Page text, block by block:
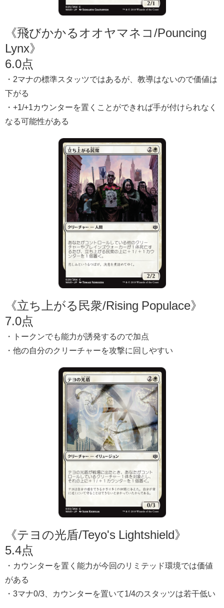
《飛びかかるオオヤマネコ/Pouncing
Lynx》
6.0点
・2マナの標準スタッツではあるが、教導はないので価値は
下がる
・+1/+1カウンターを置くことができれば手が付けられなく
なる可能性がある
《立ち上がる民衆/Rising Populace》
7.0点
・トークンでも能力が誘発するので加点
・他の自分のクリーチャーを攻撃に回しやすい
《テヨの光盾/Teyo's Lightshield》
5.4点
・カウンターを置く能力が今回のリミテッド環境では価値
がある
・3マナ0/3、カウンターを置いて1/4のスタッツは若干低い